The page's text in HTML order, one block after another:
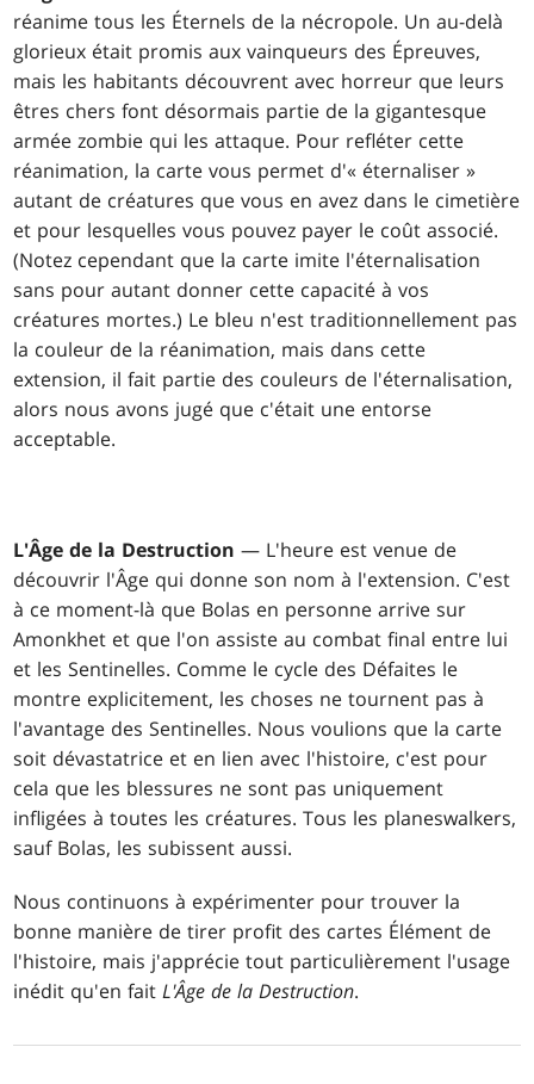
réanime tous les Éternels de la nécropole. Un au-delà
glorieux était promis aux vainqueurs des Épreuves,
mais les habitants découvrent avec horreur que leurs
êtres chers font désormais partie de la gigantesque
armée zombie qui les attaque. Pour refléter cette
réanimation, la carte vous permet d'« éternaliser »
autant de créatures que vous en avez dans le cimetière
et pour lesquelles vous pouvez payer le coût associé.
(Notez cependant que la carte imite l'éternalisation
sans pour autant donner cette capacité à vos
créatures mortes.) Le bleu n'est traditionnellement pas
la couleur de la réanimation, mais dans cette
extension, il fait partie des couleurs de l'éternalisation,
alors nous avons jugé que c'était une entorse
acceptable.
L'Âge de la Destruction — L'heure est venue de
découvrir l'Âge qui donne son nom à l'extension. C'est
à ce moment-là que Bolas en personne arrive sur
Amonkhet et que l'on assiste au combat final entre lui
et les Sentinelles. Comme le cycle des Défaites le
montre explicitement, les choses ne tournent pas à
l'avantage des Sentinelles. Nous voulions que la carte
soit dévastatrice et en lien avec l'histoire, c'est pour
cela que les blessures ne sont pas uniquement
infligées à toutes les créatures. Tous les planeswalkers,
sauf Bolas, les subissent aussi.
Nous continuons à expérimenter pour trouver la
bonne manière de tirer profit des cartes Élément de
l'histoire, mais j'apprécie tout particulièrement l'usage
inédit qu'en faitL'Âge de la Destruction.